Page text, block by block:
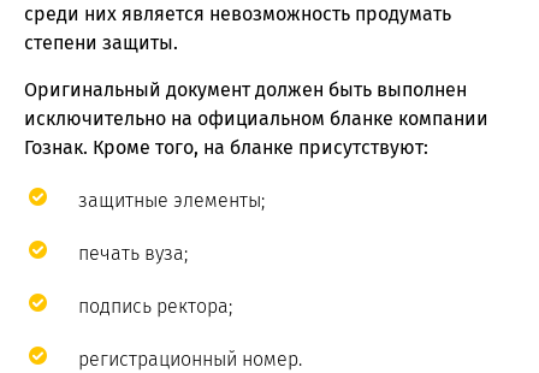
среди них является невозможность продумать
степени защиты.
Оригинальный документ должен быть выполнен
исключительно на официальном бланке компании
Гознак. Кроме того, на бланке присутствуют:
защитные элементы;
печать вуза;
подпись ректора;
регистрационный номер.